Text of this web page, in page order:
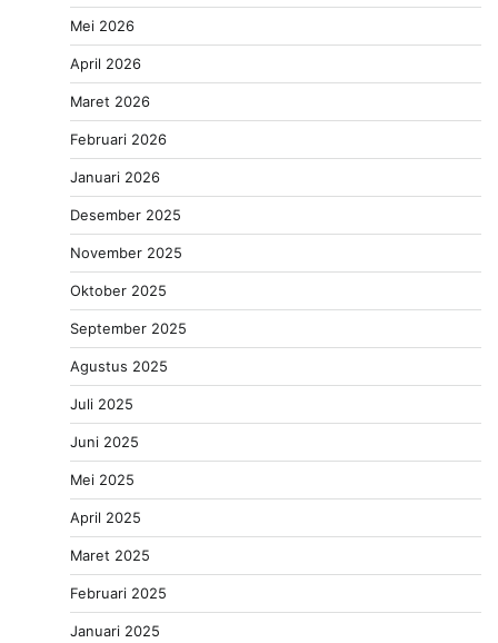
Mei 2026
April 2026
Maret 2026
Februari 2026
Januari 2026
Desember 2025
November 2025
Oktober 2025
September 2025
Agustus 2025
Juli 2025
Juni 2025
Mei 2025
April 2025
Maret 2025
Februari 2025
Januari 2025